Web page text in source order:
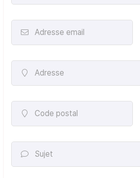
 Adresse email
 Adresse
 Code postal
 Sujet